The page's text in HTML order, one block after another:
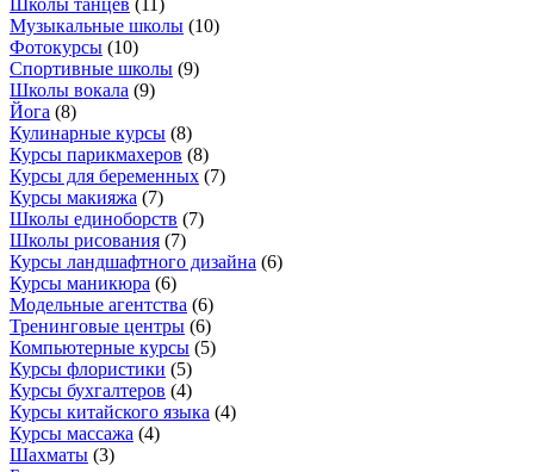
Школы танцев (11)
Музыкальные школы (10)
Фотокурсы (10)
Спортивные школы (9)
Школы вокала (9)
Йога (8)
Кулинарные курсы (8)
Курсы парикмахеров (8)
Курсы для беременных (7)
Курсы макияжа (7)
Школы единоборств (7)
Школы рисования (7)
Курсы ландшафтного дизайна (6)
Курсы маникюра (6)
Модельные агентства (6)
Тренинговые центры (6)
Компьютерные курсы (5)
Курсы флористики (5)
Курсы бухгалтеров (4)
Курсы китайского языка (4)
Курсы массажа (4)
Шахматы (3)